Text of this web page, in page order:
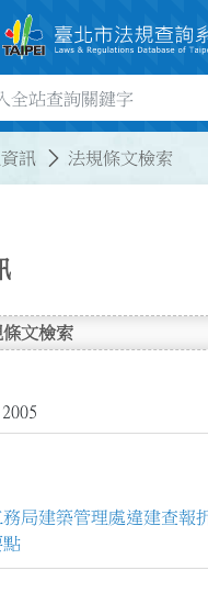
詢關鍵字欄位
訊 法規條文檢索
文檢索
局建築管理處違建查報
點